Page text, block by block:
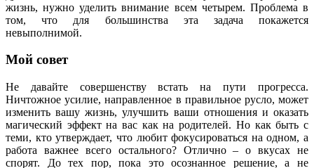
жизнь, нужно уделить внимание всем четырем. Проблема в
том, что для большинства эта задача покажется
невыполнимой.
Мой совет
Не давайте совершенству встать на пути прогресса.
Ничтожное усилие, направленное в правильное русло, может
изменить вашу жизнь, улучшить ваши отношения и оказать
магический эффект на вас как на родителей. Но как быть с
теми, кто утверждает, что любит фокусироваться на одном, а
работа важнее всего остального? Отлично – о вкусах не
спорят. До тех пор, пока это осознанное решение, а не